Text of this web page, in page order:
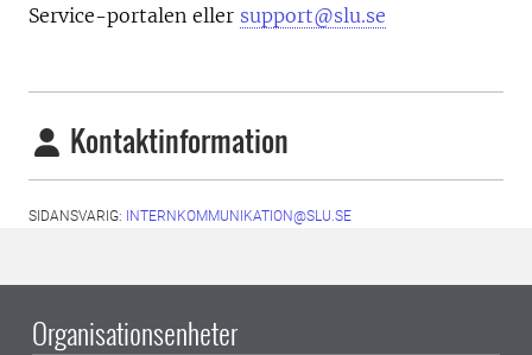
Service-portalen eller support@slu.se
Kontaktinformation
SIDANSVARIG: INTERNKOMMUNIKATION@SLU.SE
Organisationsenheter